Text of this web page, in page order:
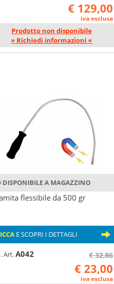
€ 129,00
iva esclusa
Prodotto non disponibile
» Richiedi informazioni «
DISPONIBILE A MAGAZZINO
flessibile da 500 gr
E SCOPRI I DETTAGLI
Art.A042 € 32,86
€ 23,00
iva esclusa